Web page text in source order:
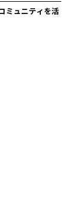
ミュニティを活